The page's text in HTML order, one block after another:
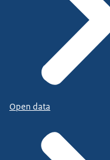
Open data